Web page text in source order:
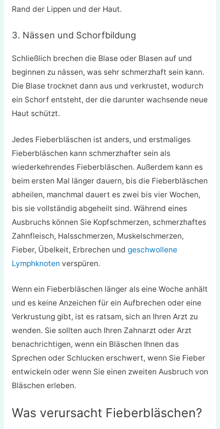
Rand der Lippen und der Haut.
3. Nässen und Schorfbildung
Schließlich brechen die Blase oder Blasen auf und
beginnen zu nässen, was sehr schmerzhaft sein kann.
Die Blase trocknet dann aus und verkrustet, wodurch
ein Schorf entsteht, der die darunter wachsende neue
Haut schützt.
Jedes Fieberbläschen ist anders, und erstmaliges
Fieberbläschen kann schmerzhafter sein als
wiederkehrendes Fieberbläschen. Außerdem kann es
beim ersten Mal länger dauern, bis die Fieberbläschen
abheilen, manchmal dauert es zwei bis vier Wochen,
bis sie vollständig abgeheilt sind. Während eines
Ausbruchs können Sie Kopfschmerzen, schmerzhaftes
Zahnfleisch, Halsschmerzen, Muskelschmerzen,
Fieber, Übelkeit, Erbrechen und geschwollene
Lymphknoten verspüren.
Wenn ein Fieberbläschen länger als eine Woche anhält
und es keine Anzeichen für ein Aufbrechen oder eine
Verkrustung gibt, ist es ratsam, sich an Ihren Arzt zu
wenden. Sie sollten auch Ihren Zahnarzt oder Arzt
benachrichtigen, wenn ein Bläschen Ihnen das
Sprechen oder Schlucken erschwert, wenn Sie Fieber
entwickeln oder wenn Sie einen zweiten Ausbruch von
Bläschen erleben.
Was verursacht Fieberbläschen?